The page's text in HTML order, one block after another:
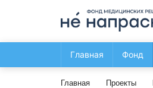
Главная Фонд
Главная Проекты